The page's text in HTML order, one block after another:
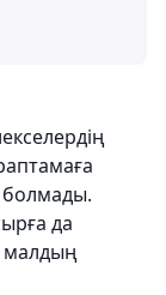
болмады.
да
малдың